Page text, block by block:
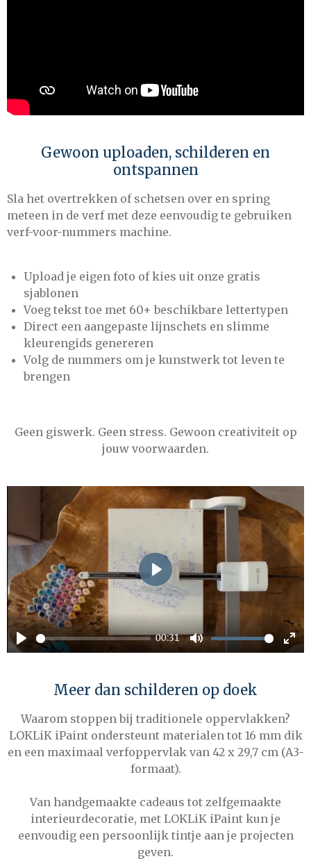
Gewoon uploaden, schilderen en
ontspannen
Sla het overtrekken of schetsen over en spring
meteen in de verf met deze eenvoudig te gebruiken
verf-voor-nummers machine.
Upload je eigen foto of kies uit onze gratis
sjablonen
Voeg tekst toe met 60+ beschikbare lettertypen
Direct een aangepaste lijnschets en slimme
kleurengids genereren
Volg de nummers om je kunstwerk tot leven te
brengen
Geen giswerk. Geen stress. Gewoon creativiteit op
jouw voorwaarden.
P
00:31
M
t
E
r
f
c
P
l
a
y
Meer dan schilderen op doek
Waarom stoppen bij traditionele oppervlakken?
LOKLiK iPaint ondersteunt materialen tot 16 mm dik
en een maximaal verfoppervlak van 42 x 29,7 cm (A3-
formaat).
Van handgemaakte cadeaus tot zelfgemaakte
interieurdecoratie, met LOKLiK iPaint kun je
eenvoudig een persoonlijk tintje aan je projecten
geven.